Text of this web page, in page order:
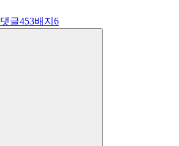
댓글453배지 6